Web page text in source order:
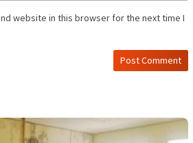
website in this browser for the next time I